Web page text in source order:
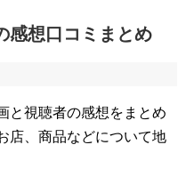
感想口コミまとめ
と視聴者の感想をまとめ
店、商品などについて地